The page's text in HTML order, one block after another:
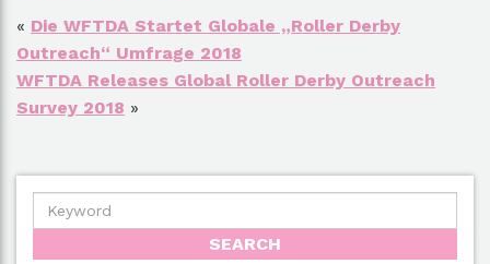
« Die WFTDA Startet Globale „Roller Derby
Outreach“ Umfrage 2018
WFTDA Releases Global Roller Derby Outreach
Survey 2018 »